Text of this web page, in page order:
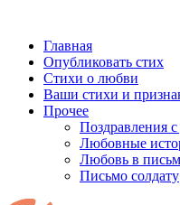
Главная
Опубликовать стих
Стихи о любви
Ваши стихи и
Прочее
Поздравления
Любовные
Любовь в
Письмо солдату